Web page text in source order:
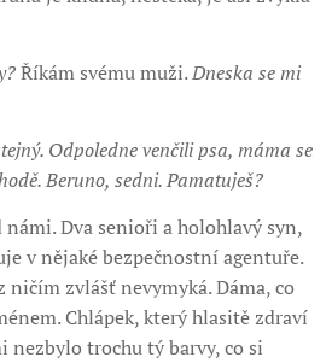
Říkám svému muži.Dneska se mi
Odpoledne venčili psa, máma se
Beruno, sedni. Pamatuješ?
Dva senioři a holohlavý syn,
v nějaké bezpečnostní agentuře.
ničím zvlášť nevymyká. Dáma, co
Chlápek, který hlasitě zdraví
nezbylo trochu tý barvy, co si